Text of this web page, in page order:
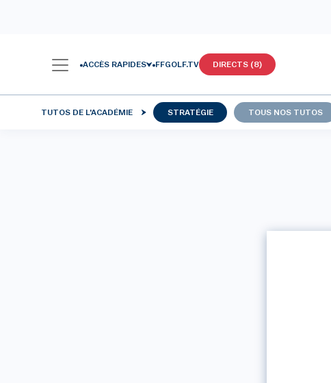
ACCÈS RAPIDES FFGOLF.TV DIRECTS (8)
TUTOS DE L'ACADÉMIE STRATÉGIE TOUS NOS TUTOS